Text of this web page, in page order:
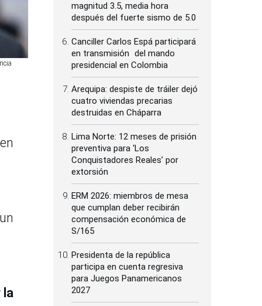
la
magnitud 3.5, media hora
después del fuerte sismo de 5.0
Canciller Carlos Espá participará
en transmisión del mando
presidencial en Colombia
Arequipa: despiste de tráiler dejó
cuatro viviendas precarias
destruidas en Cháparra
Lima Norte: 12 meses de prisión
preventiva para ‘Los
Conquistadores Reales’ por
extorsión
ERM 2026: miembros de mesa
que cumplan deber recibirán
compensación económica de
S/165
Presidenta de la república
participa en cuenta regresiva
para Juegos Panamericanos
2027